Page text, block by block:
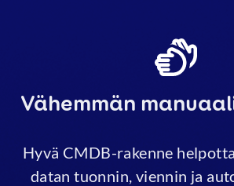
Vähemmän
Hyvä CMDB-rakenne
datan tuonnin, viennin ja